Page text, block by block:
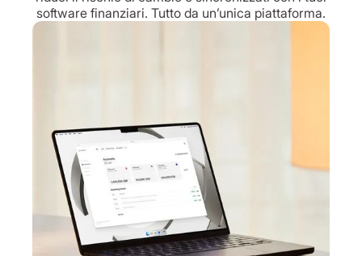
software finanziari. Tutto da un’unica piattaforma.